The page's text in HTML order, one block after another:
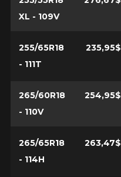
XL - 109V
255/65R18
- 111T
235,95$
265/60R18
- 110V
254,95$
265/65R18
- 114H
263,47$